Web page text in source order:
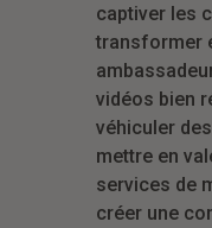
captiver les
transformer
vidéos bien
véhiculer
mettre en
services de
créer une